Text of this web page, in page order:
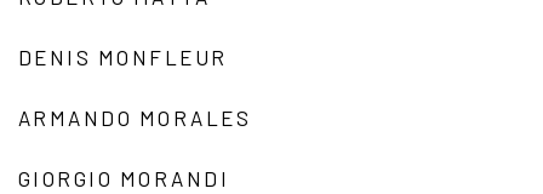
DENIS MONFLEUR
ARMANDO MORALES
GIORGIO MORANDI